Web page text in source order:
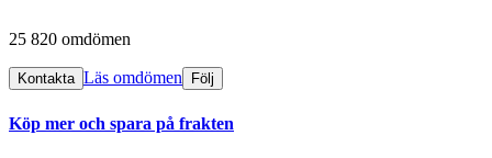
25 820 omdömen
Kontakta Läs omdömen Följ
Köp mer och spara på frakten